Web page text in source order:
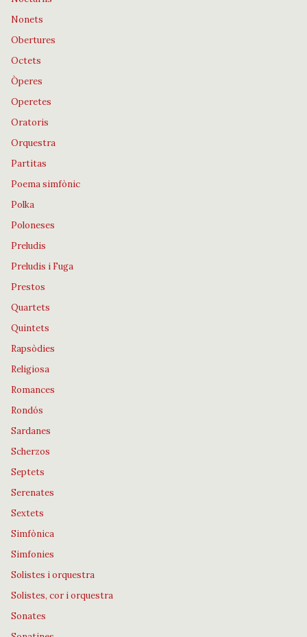
Nonets
Obertures
Octets
Òperes
Operetes
Oratoris
Orquestra
Partitas
Poema simfònic
Polka
Poloneses
Preludis
Preludis i Fuga
Prestos
Quartets
Quintets
Rapsòdies
Religiosa
Romances
Rondós
Sardanes
Scherzos
Septets
Serenates
Sextets
Simfònica
Simfonies
Solistes i orquestra
Solistes, cor i orquestra
Sonates